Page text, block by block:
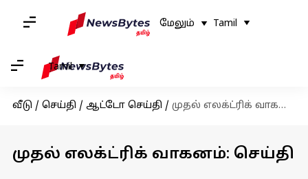
மேலும் Tamil
Tamil
வீடு / செய்தி / ஆட்டோ செய்தி / முதல் எலக்ட்ரிக் வாகனம்
முதல் எலக்ட்ரிக் வாகனம்: செய்தி